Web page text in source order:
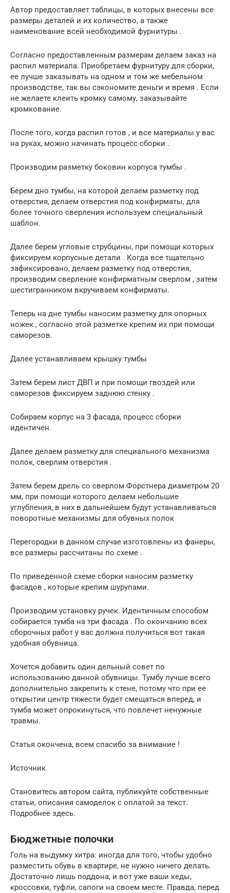
Автор предоставляет таблицы, в которых внесены все
размеры деталей и их количество, а также
наименование всей необходимой фурнитуры .
Согласно предоставленным размерам делаем заказ на
распил материала. Приобретаем фурнитуру для сборки,
ее лучше заказывать на одном и том же мебельном
производстве, так вы сэкономите деньги и время . Если
не желаете клеить кромку самому, заказывайте
кромкование.
После того, когда распил готов , и все материалы у вас
на руках, можно начинать процесс сборки .
Производим разметку боковин корпуса тумбы .
Берем дно тумбы, на которой делаем разметку под
отверстия, делаем отверстия под конфирматы, для
более точного сверления используем специальный
шаблон.
Далее берем угловые струбцины, при помощи которых
фиксируем корпусные детали . Когда все тщательно
зафиксировано, делаем разметку под отверстия,
производим сверление конфирматным сверлом , затем
шестигранником вкручиваем конфирматы.
Теперь на дне тумбы наносим разметку для опорных
ножек , согласно этой разметке крепим их при помощи
саморезов.
Далее устанавливаем крышку тумбы
Затем берем лист ДВП и при помощи гвоздей или
саморезов фиксируем заднюю стенку .
Собираем корпус на 3 фасада, процесс сборки
идентичен.
Далее делаем разметку для специального механизма
полок, сверлим отверстия .
Затем берем дрель со сверлом Форстнера диаметром 20
мм, при помощи которого делаем небольшие
углубления, в них в дальнейшем будут устанавливаться
поворотные механизмы для обувных полок
Перегородки в данном случае изготовлены из фанеры,
все размеры рассчитаны по схеме .
По приведенной схеме сборки наносим разметку
фасадов , которые крепим шурупами.
Производим установку ручек. Идентичным способом
собирается тумба на три фасада . По окончанию всех
сборочных работ у вас должна получиться вот такая
удобная обувница.
Хочется добавить один дельный совет по
использованию данной обувницы. Тумбу лучше всего
дополнительно закрепить к стене, потому что при ее
открытии центр тяжести будет смещаться вперед, и
тумба может опрокинуться, что повлечет ненужные
травмы.
Статья окончена, всем спасибо за внимание !
Источник
Становитесь автором сайта, публикуйте собственные
статьи, описания самоделок с оплатой за текст.
Подробнее здесь.
Бюджетные полочки
Голь на выдумку хитра: иногда для того, чтобы удобно
разместить обувь в квартире, не нужно ничего делать.
Достаточно лишь поддона, и вот уже ваши кеды,
кроссовки, туфли, сапоги на своем месте. Правда, перед